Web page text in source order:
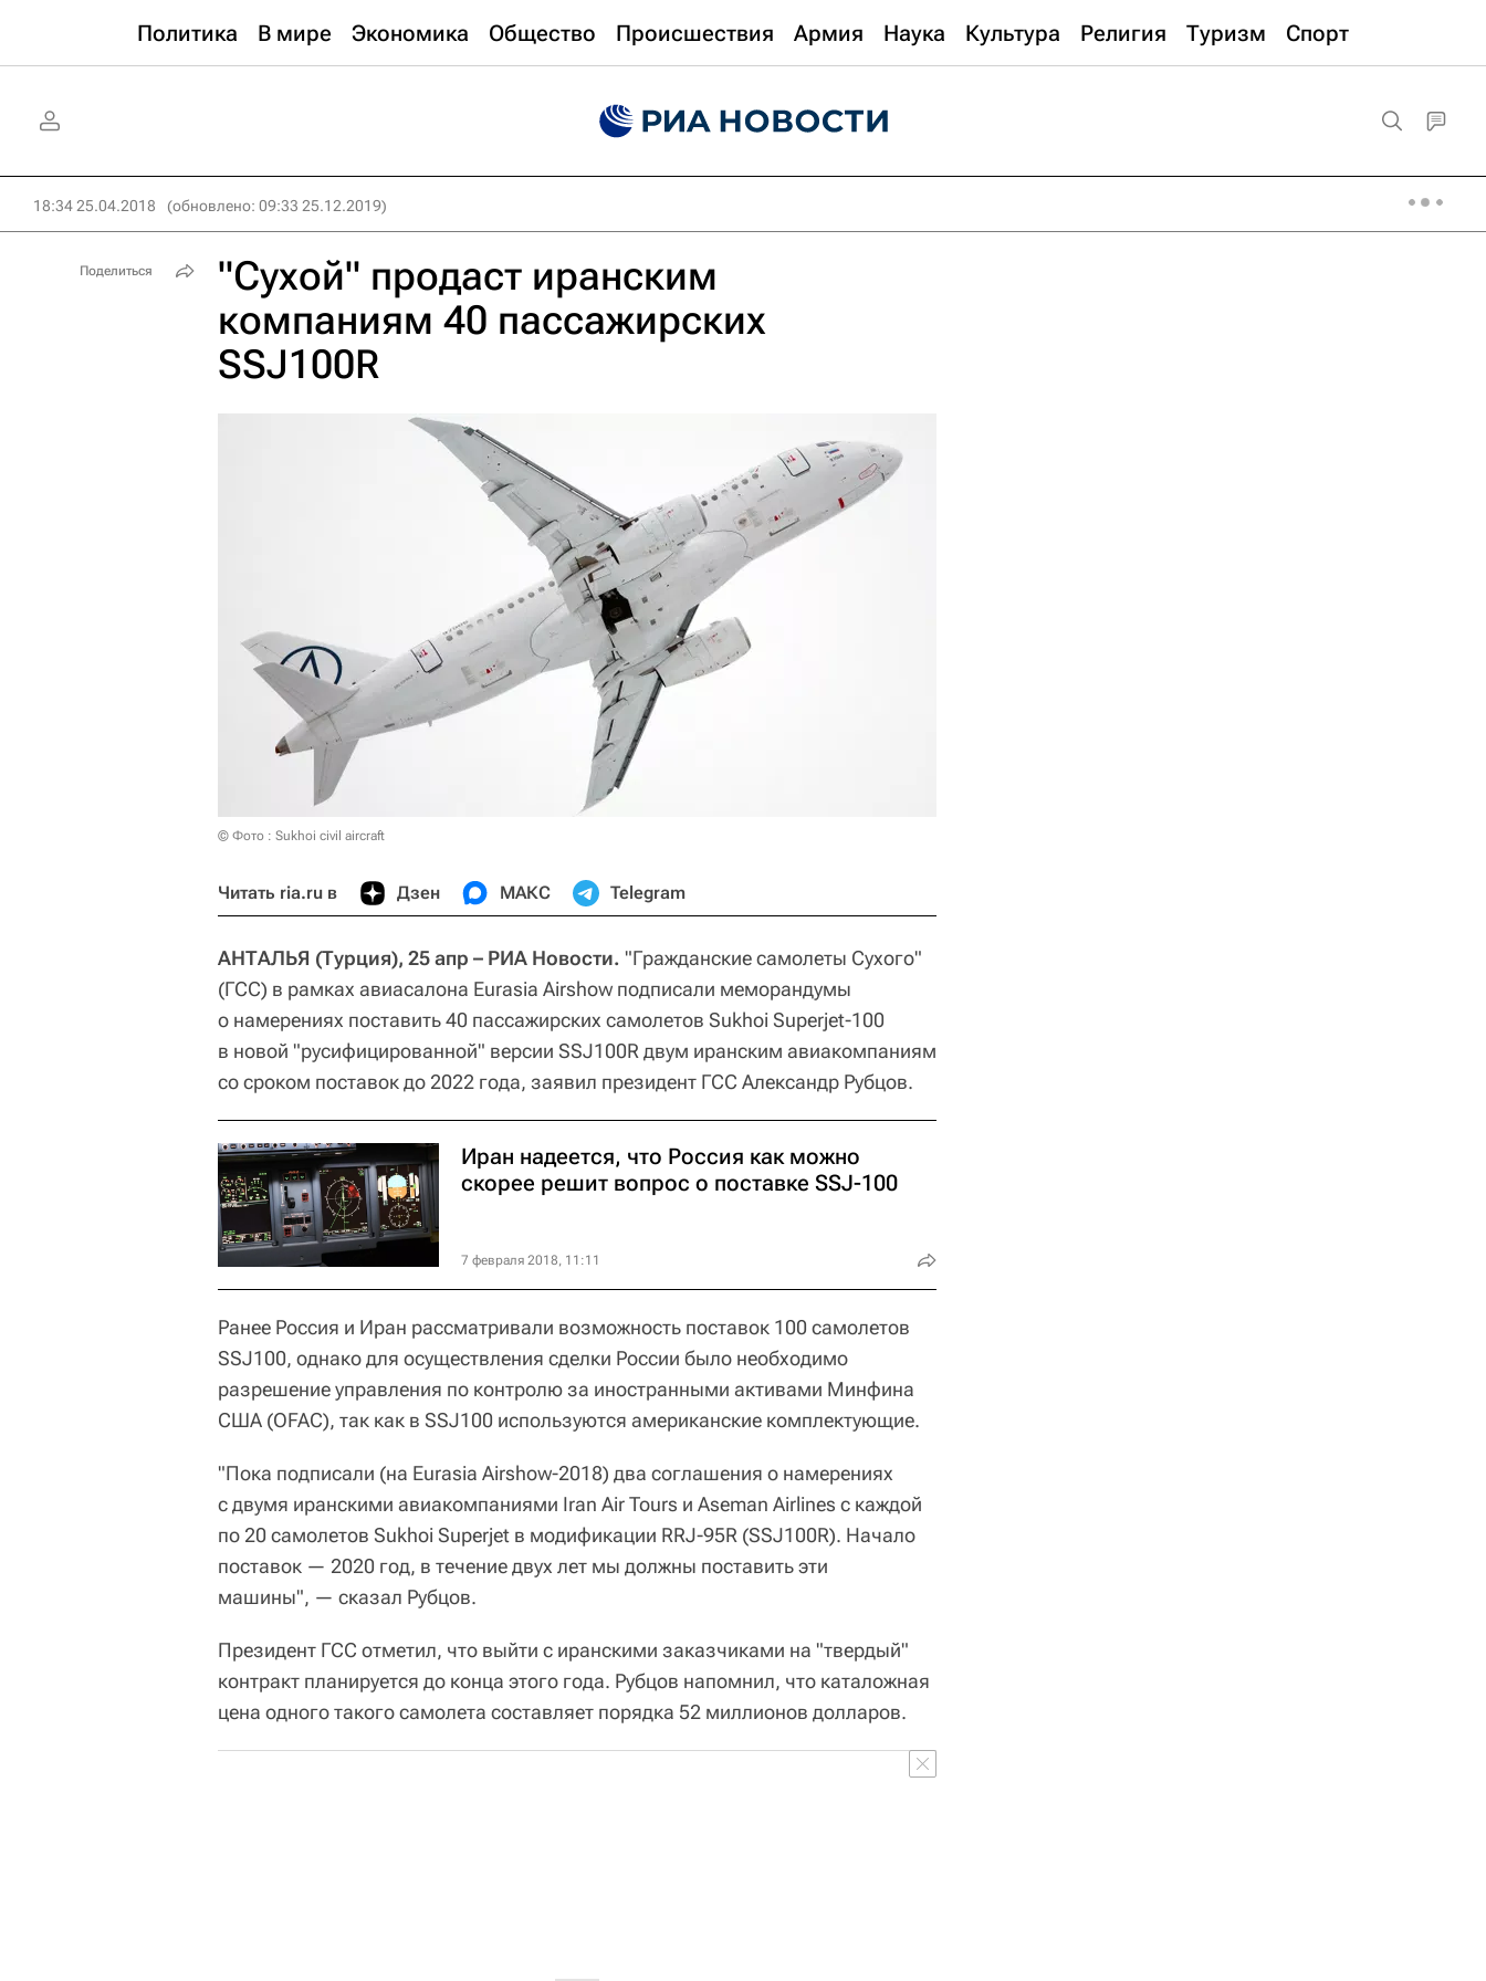
Политика В мире Экономика Общество Происшествия Армия Наука Культура Религия Туризм Спорт
18:34 25.04.2018 (обновлено: 09:33 25.12.2019)
"Сухой" продаст иранским
компаниям 40 пассажирских
SSJ100R
© Фото : Sukhoi civil aircraft
Читать ria.ru в Дзен МАКС Telegram
АНТАЛЬЯ (Турция), 25 апр – РИА Новости. "Гражданские самолеты Сухого"
(ГСС) в рамках авиасалона Eurasia Airshow подписали меморандумы
о намерениях поставить 40 пассажирских самолетов Sukhoi Superjet-100
в новой "русифицированной" версии SSJ100R двум иранским авиакомпаниям
со сроком поставок до 2022 года, заявил президент ГСС Александр Рубцов.
Иран надеется, что Россия как можно
скорее решит вопрос о поставке SSJ-100
7 февраля 2018, 11:11
Ранее Россия и Иран рассматривали возможность поставок 100 самолетов
SSJ100, однако для осуществления сделки России было необходимо
разрешение управления по контролю за иностранными активами Минфина
США (OFAC), так как в SSJ100 используются американские комплектующие.
"Пока подписали (на Eurasia Airshow-2018) два соглашения о намерениях
с двумя иранскими авиакомпаниями Iran Air Tours и Aseman Airlines с каждой
по 20 самолетов Sukhoi Superjet в модификации RRJ-95R (SSJ100R). Начало
поставок — 2020 год, в течение двух лет мы должны поставить эти
машины", — сказал Рубцов.
Президент ГСС отметил, что выйти с иранскими заказчиками на "твердый"
контракт планируется до конца этого года. Рубцов напомнил, что каталожная
цена одного такого самолета составляет порядка 52 миллионов долларов.
Поделиться